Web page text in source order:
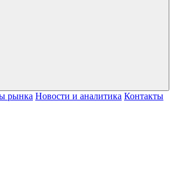
рынка Новости и аналитика Контакты